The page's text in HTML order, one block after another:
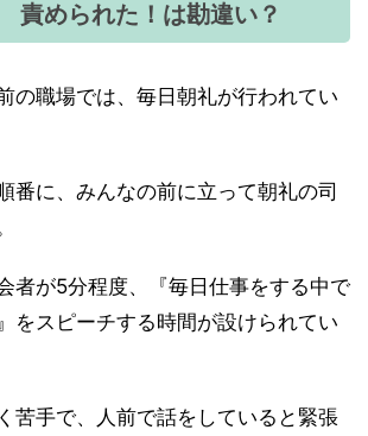
められた！は勘違い？
の職場では、毎日朝礼が行われてい
番に、みんなの前に立って朝礼の司
者が5分程度、『毎日仕事をする中で
をスピーチする時間が設けられてい
苦手で、人前で話をしていると緊張